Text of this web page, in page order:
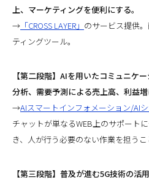
上、マーケティングを便利にする。
→ 「CROSS LAYER」 のサービス提供
ティングツール。
【第二段階】AIを用いたコミュニケ
分析、需要予測による売上高、利益増
→AIスマートインフォメーション/AI
チャットが単なるWEB上のサポート
き、人が行う必要のない作業を担うこ
【第三段階】普及が進む5G技術の活